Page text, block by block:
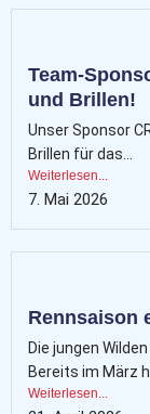
Team-
und Brillen!
Unser Sponsor
Brillen für das...
Weiterlesen...
7. Mai 2026
Rennsaison
Die jungen
Bereits im März
Weiterlesen...